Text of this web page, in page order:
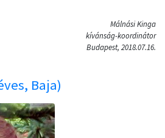
Málnási Kinga
kívánság-koordinátor
Budapest, 2018.07.16.
Baja)